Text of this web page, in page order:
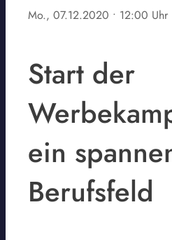
Mo., 07.12.2020 • 12:00 Uhr
Start der
ein
Berufsfeld